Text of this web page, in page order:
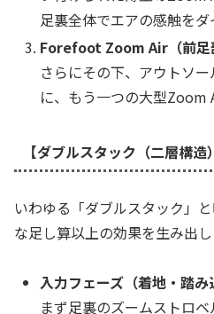
足裏全体でエアの感触をダ
Forefoot Zoom Air（前足
さらにその下、アウトソ
に、もう一つの大型Zoom
【ダブルスタック（二層構造
いわゆる「ダブルスタック」
な足し算以上の効果を生み出し
入力フェーズ（着地・踏み
まず足裏のズームストロ